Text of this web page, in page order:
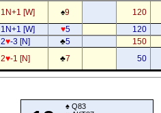
120
♠9
1N+1 [W]
120
♥5
1N+1 [W]
150
♣5
2♥-3 [N]
50
♣7
2♥-1 [N]
♠Q83